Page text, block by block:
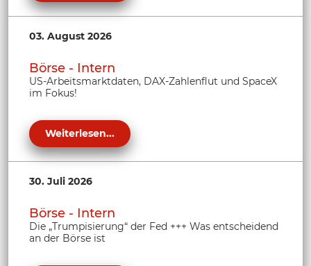
03. August 2026
Börse - Intern
US-Arbeitsmarktdaten, DAX-Zahlenflut und SpaceX
im Fokus!
Weiterlesen...
30. Juli 2026
Börse - Intern
Die „Trumpisierung“ der Fed +++ Was entscheidend
an der Börse ist